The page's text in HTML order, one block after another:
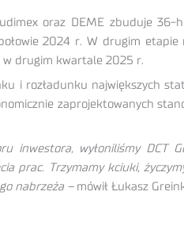
oraz DEME zbuduje 36-
2024 r. W drugim
w drugim kwartale 2025 r.
i rozładunku największych
zaprojektowanych
inwestora, wyłoniliśmy
prac. Trzymamy kciuki,
nabrzeża –mówił Łukasz